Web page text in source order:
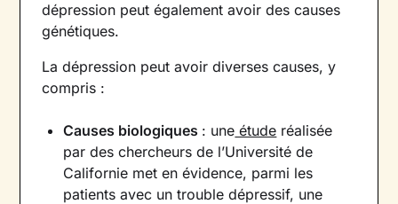
dépression peut également avoir des causes
génétiques.
La dépression peut avoir diverses causes, y
compris :
Causes biologiques : une étude réalisée
par des chercheurs de l’Université de
Californie met en évidence, parmi les
patients avec un trouble dépressif, une